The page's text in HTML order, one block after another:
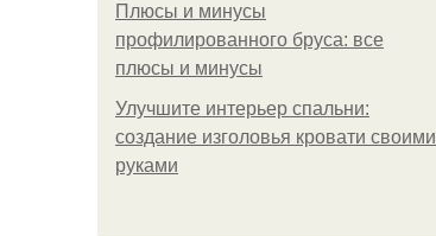
Плюсы и минусы
профилированного бруса: все
плюсы и минусы
Улучшите интерьер спальни:
создание изголовья кровати своими
руками